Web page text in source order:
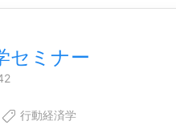
セミナー
行動経済学